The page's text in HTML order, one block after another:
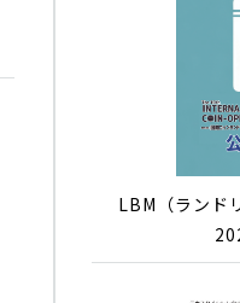
LBM（ランド